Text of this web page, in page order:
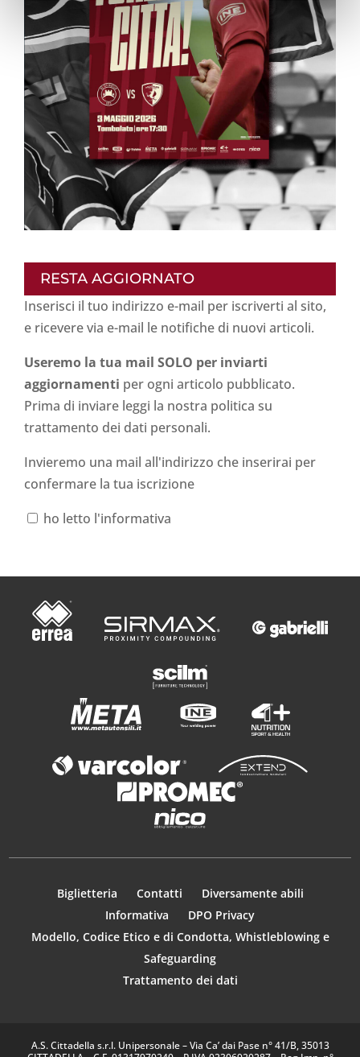
RESTA AGGIORNATO
Inserisci il tuo indirizzo e-mail per iscriverti al sito,
e ricevere via e-mail le notifiche di nuovi articoli.
Useremo la tua mail SOLO per inviarti
aggiornamenti per ogni articolo pubblicato.
Prima di inviare leggi la nostra politica su
trattamento dei dati personali.
Invieremo una mail all'indirizzo che inserirai per
confermare la tua iscrizione
ho letto l'informativa
Biglietteria Contatti
Diversamente abili
Informativa
DPO Privacy
Modello, Codice Etico e di Condotta, Whistleblowing e
Safeguarding
Trattamento dei dati
A.S. Cittadella s.r.l. Unipersonale – Via Ca’ dai Pase n° 41/B, 35013